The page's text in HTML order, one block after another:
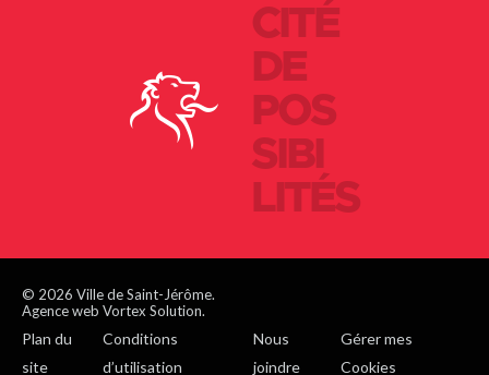
CITÉ
DE
POS
SIBI
LITÉS
© 2026 Ville de Saint-Jérôme.
Agence web Vortex Solution.
Plan du
site
Conditions
d’utilisation
Nous
joindre
Gérer mes
Cookies